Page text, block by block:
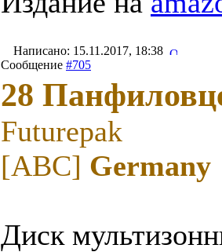
Написано: 15.11.2017, 18:38
Сообщение #705
28
Futurepak
[ABC] Germany
Диск